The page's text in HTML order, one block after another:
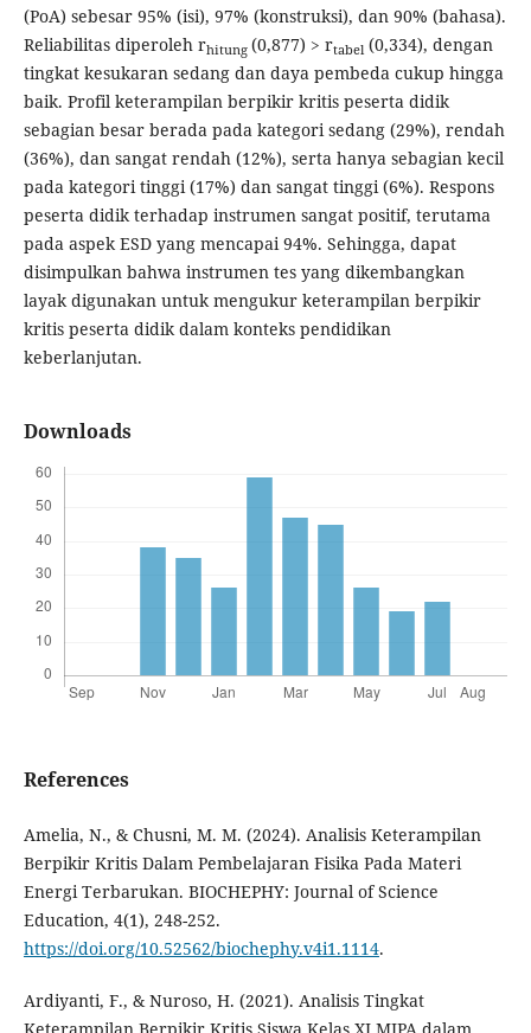
(PoA) sebesar 95% (isi), 97% (konstruksi), dan 90% (bahasa).
Reliabilitas diperoleh rhitung (0,877) > rtabel(0,334), dengan
tingkat kesukaran sedang dan daya pembeda cukup hingga
baik. Profil keterampilan berpikir kritis peserta didik
sebagian besar berada pada kategori sedang (29%), rendah
(36%), dan sangat rendah (12%), serta hanya sebagian kecil
pada kategori tinggi (17%) dan sangat tinggi (6%). Respons
peserta didik terhadap instrumen sangat positif, terutama
pada aspek ESD yang mencapai 94%. Sehingga, dapat
disimpulkan bahwa instrumen tes yang dikembangkan
layak digunakan untuk mengukur keterampilan berpikir
kritis peserta didik dalam konteks pendidikan
keberlanjutan.
Downloads
References
Amelia, N., & Chusni, M. M. (2024). Analisis Keterampilan
Berpikir Kritis Dalam Pembelajaran Fisika Pada Materi
Energi Terbarukan. BIOCHEPHY: Journal of Science
Education, 4(1), 248-252.
https://doi.org/10.52562/biochephy.v4i1.1114.
Ardiyanti, F., & Nuroso, H. (2021). Analisis Tingkat